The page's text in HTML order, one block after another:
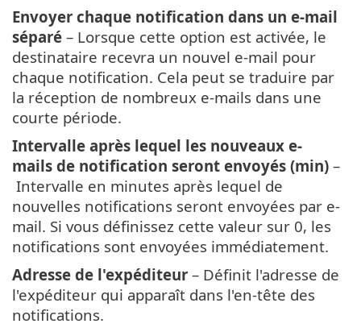
Envoyer chaque notification dans un e-mail
séparé – Lorsque cette option est activée, le
destinataire recevra un nouvel e-mail pour
chaque notification. Cela peut se traduire par
la réception de nombreux e-mails dans une
courte période.
Intervalle après lequel les nouveaux e-
mails de notification seront envoyés (min) –
Intervalle en minutes après lequel de
nouvelles notifications seront envoyées par e-
mail. Si vous définissez cette valeur sur 0, les
notifications sont envoyées immédiatement.
Adresse de l'expéditeur – Définit l'adresse de
l'expéditeur qui apparaît dans l'en-tête des
notifications.